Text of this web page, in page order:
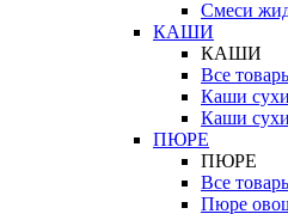
Смеси
КАШИ
КАШИ
Все
Каши
Каши
ПЮРЕ
ПЮРЕ
Все
Пюре